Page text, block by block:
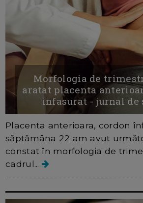
Morfologia de
aratat placenta
infasurat - jurnal de
Placenta anterioara, cordon
săptămâna 22 am avut
constat în morfologia de
cadrul...